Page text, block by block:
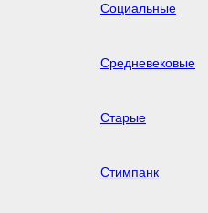
Социальные
Средневековые
Старые
Стимпанк